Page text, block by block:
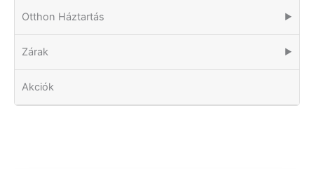
Otthon Háztartás ▶
Zárak ▶
Akciók